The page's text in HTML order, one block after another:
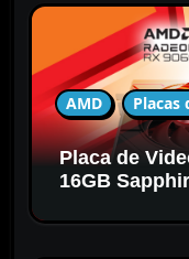
AMD Placas
Placa de
16GB